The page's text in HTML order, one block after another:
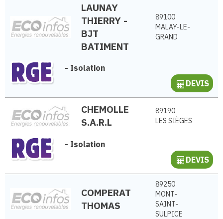
LAUNAY
THIERRY -
BJT
BATIMENT
89100
MALAY-LE-
GRAND
- Isolation
DEVIS
CHEMOLLE
S.A.R.L
89190
LES SIÈGES
- Isolation
DEVIS
COMPERAT
THOMAS
89250
MONT-
SAINT-
SULPICE